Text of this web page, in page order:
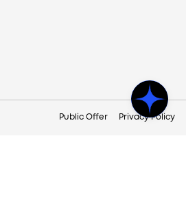
Public Offer Privacy Policy